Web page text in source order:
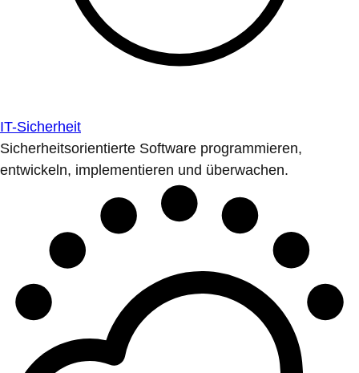
IT-Sicherheit
Sicherheitsorientierte Software programmieren,
entwickeln, implementieren und überwachen.